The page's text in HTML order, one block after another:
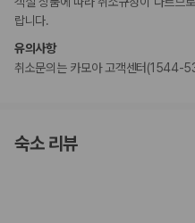
반려동물 동반 불가
랍니다.
유의사항
취소문의는 카모아 고객센터(1544-
숙소 리뷰